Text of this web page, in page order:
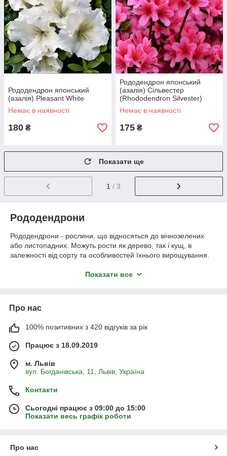
Рододендрон японський
(азалія) Pleasant White
Немає в наявності
180 ₴
Рододендрон японський
(азалія) Сільвестер
(Rhododendron Silvester)
Немає в наявності
175 ₴
Показати ще
1 / 3
Рододендрони
Рододендрони - рослини, що відносяться до вічнозелених
або листопадних. Можуть рости як дерево, так і кущ, в
залежності від сорту та особливостей їхнього вирощування.
забарвлення та форм її квіток. Посадка рододендрона у
Якщо ви вирішили рододендрони купити в інтернет-магазині
правилами посадки та вирощування цієї квітучої рослини.
Види сортів рододендронів
На сьогоднішній день в Україні та світі налічується понад
Зокрема, в нашому інтернет-магазині ви можете придбати
рододендрон кущ наступних видів:
Рододендрон японський - кущ з круглою кроною, що
Цікавими екземплярами цього виду є сорти
Показати все
Про нас
100% позитивних з 420 відгуків за рік
Працює з 18.09.2019
м. Львів
вул. Богданівська, 11, Львів, Україна
Контакти
Сьогодні працює з 09:00 до 15:00
Показати весь графік роботи
Про нас